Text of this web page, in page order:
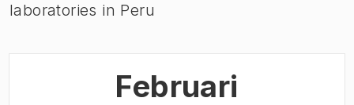
laboratories in Peru
Februari